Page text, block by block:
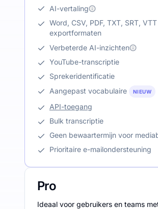
AI-vertaling
Word, CSV, PDF, TXT, SRT, VTT
exportformaten
Verbeterde AI-inzichten
YouTube-transcriptie
Sprekeridentificatie
Aangepast vocabulaire
NIEUW
API-toegang
Bulk transcriptie
Geen bewaartermijn voor
Prioritaire e-mailondersteuning
Pro
Ideaal voor gebruikers en teams